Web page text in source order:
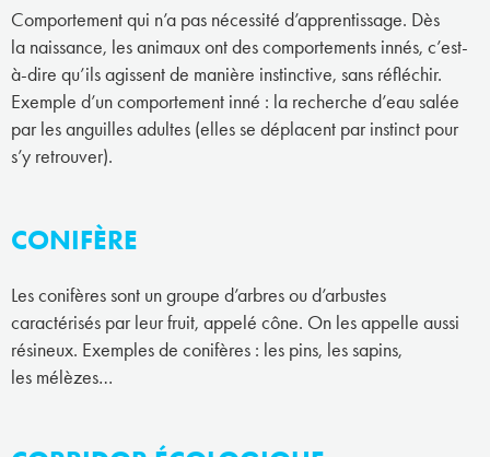
Comportement qui n’a pas nécessité d’apprentissage. Dès
la naissance, les animaux ont des comportements innés, c’est-
à-dire qu’ils agissent de manière instinctive, sans réfléchir.
Exemple d’un comportement inné : la recherche d’eau salée
par les anguilles adultes (elles se déplacent par instinct pour
s’y retrouver).
CONIFÈRE
Les conifères sont un groupe d’arbres ou d’arbustes
caractérisés par leur fruit, appelé cône. On les appelle aussi
résineux. Exemples de conifères : les pins, les sapins,
les mélèzes…